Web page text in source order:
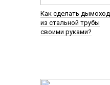
Как сделать дымоход
из стальной трубы
своими руками?